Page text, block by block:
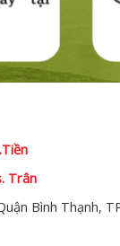
Trân
Bình Thạnh,